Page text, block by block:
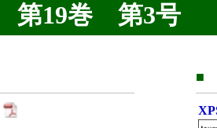
第19巻 第3号
■